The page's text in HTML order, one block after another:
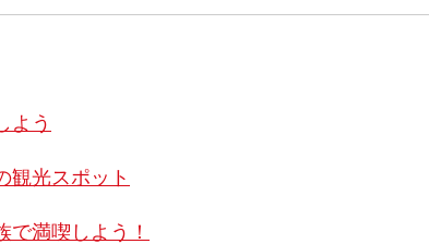
よう
観光スポット
満喫しよう！